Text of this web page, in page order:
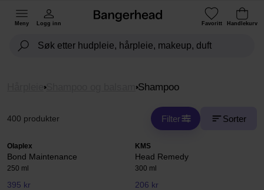
Meny Logg inn Favoritt Handlekurv
Shampoo og balsam Shampoo
400 produkter Filter Sorter
Olaplex
Bond Maintenance
250 ml
395 kr
KMS
Head Remedy
300 ml
206 kr